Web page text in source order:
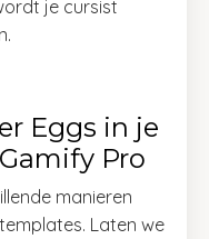
je cursist
Eggs in je
Pro
manieren
Laten we